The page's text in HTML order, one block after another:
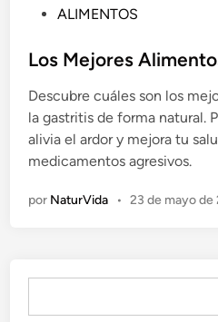
b
i
c
a
d
e
ALIMENTOS
Los Mejores
Descubre cuáles son los
la gastritis de forma natural.
alivia el ardor y mejora tu
medicamentos agresivos.
por NaturVida • 23 de mayo de